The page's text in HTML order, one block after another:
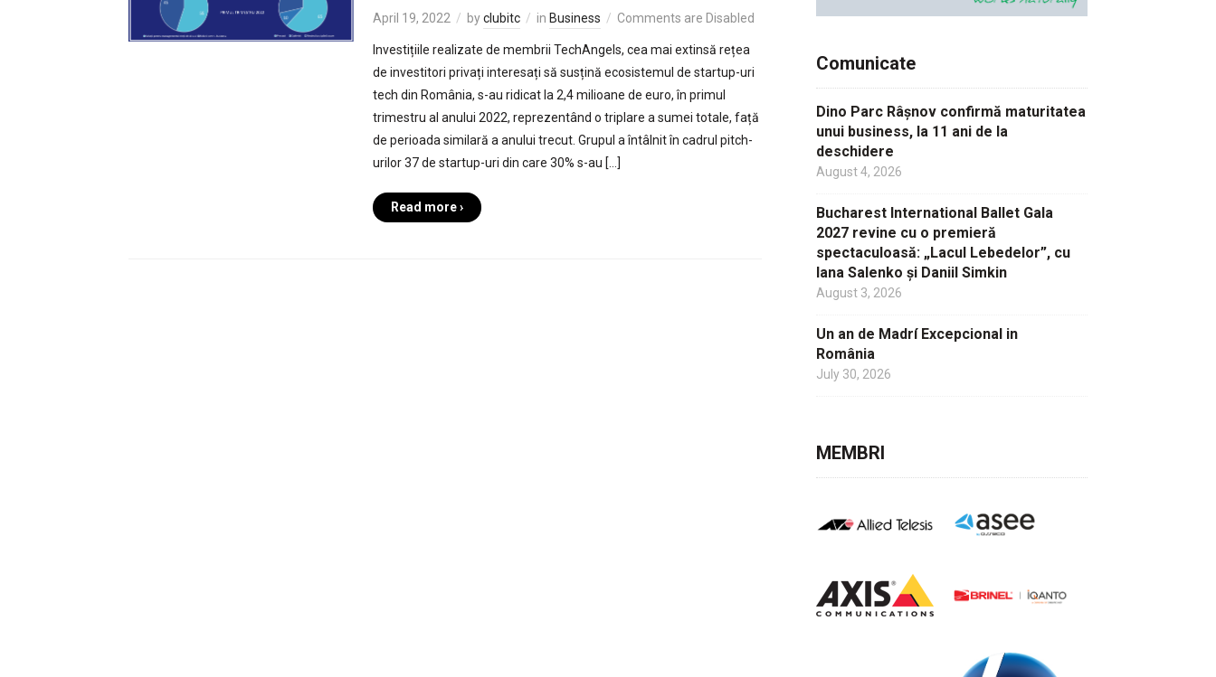
April 19, 2022 byclubitc in Business Comments are Disabled
Investițiile realizate de membrii TechAngels, cea mai extinsă rețea
de investitori privați interesați să susțină ecosistemul de startup-uri
tech din România, s-au ridicat la 2,4 milioane de euro, în primul
trimestru al anului 2022, reprezentând o triplare a sumei totale, față
de perioada similară a anului trecut. Grupul a întâlnit în cadrul pitch-
urilor 37 de startup-uri din care 30% s-au […]
Read more ›
Comunicate
Dino Parc Râșnov confirmă maturitatea
unui business, la 11 ani de la
deschidere
August 4, 2026
Bucharest International Ballet Gala
2027 revine cu o premieră
spectaculoasă: „Lacul Lebedelor”, cu
Iana Salenko și Daniil Simkin
August 3, 2026
Un an de Madrí Excepcional in
România
July 30, 2026
MEMBRI